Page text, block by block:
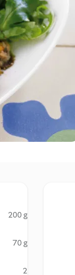
200 g
70 g
2